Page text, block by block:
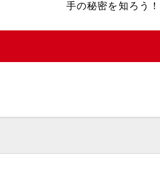
手の秘密を知ろう！